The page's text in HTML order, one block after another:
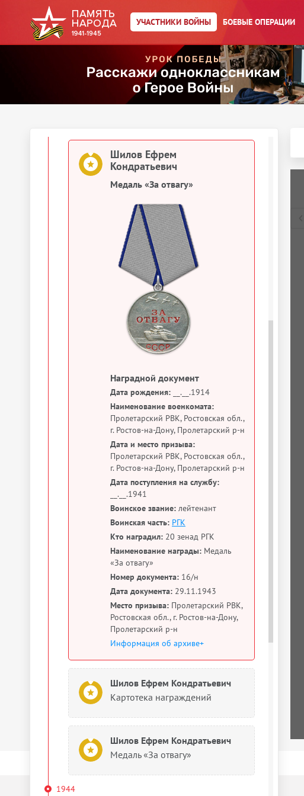
УЧАСТНИКИ ВОЙНЫ БОЕВЫЕ ОПЕРАЦИИ
Сведения о личном составе
Шилов Ефрем Кондратьевич
Именной список части
Шилов Ефрем
Кондратьевич
Медаль «За отвагу»
Наградной документ
Дата рождения: __.__.1914
Наименование военкомата:
Пролетарский РВК, Ростовская обл.,
г. Ростов-на-Дону, Пролетарский р-н
Дата и место призыва:
Пролетарский РВК, Ростовская обл.,
г. Ростов-на-Дону, Пролетарский р-н
Дата поступления на службу:
__.__.1941
Воинское звание: лейтенант
Воинская часть: РГК
Кто наградил: 20 зенад РГК
Наименование награды: Медаль
«За отвагу»
Номер документа: 16/н
Дата документа: 29.11.1943
Место призыва: Пролетарский РВК,
Ростовская обл., г. Ростов-на-Дону,
Пролетарский р-н
Информация об архиве+
Шилов Ефрем Кондратьевич
Картотека награждений
Шилов Ефрем Кондратьевич
Медаль «За отвагу»
1944